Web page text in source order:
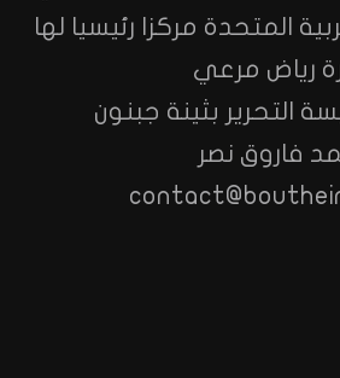
المتحدة مركزا رئيسيا لها
رياض مرعي
التحرير بثينة جبنون
فاروق نصر